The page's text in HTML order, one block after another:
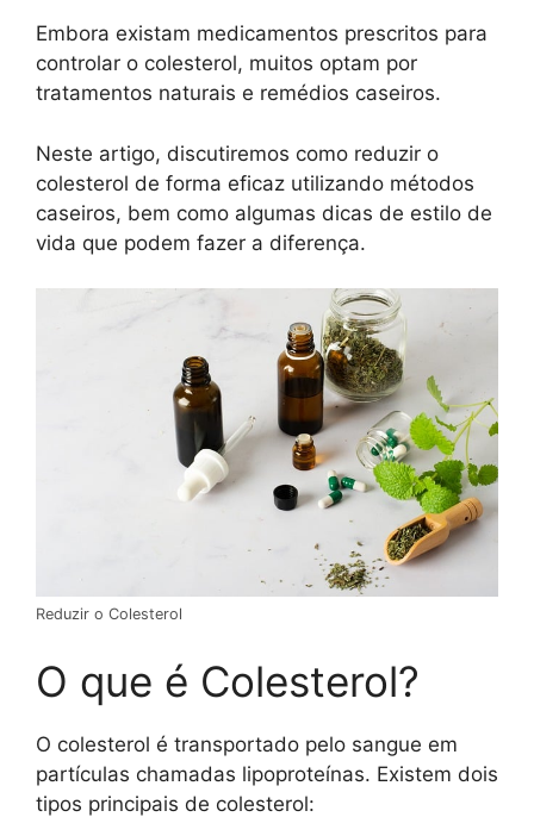
Embora existam medicamentos prescritos para
controlar o colesterol, muitos optam por
tratamentos naturais e remédios caseiros.
Neste artigo, discutiremos como reduzir o
colesterol de forma eficaz utilizando métodos
caseiros, bem como algumas dicas de estilo de
vida que podem fazer a diferença.
Reduzir o Colesterol
O que é Colesterol?
O colesterol é transportado pelo sangue em
partículas chamadas lipoproteínas. Existem dois
tipos principais de colesterol: